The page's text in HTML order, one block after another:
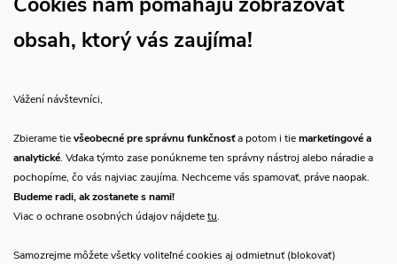
obsah, ktorý vás zaujíma!
Vážení návštevníci,
Zbierame tievšeobecné pre správnu funkčnosťa potom i tiemarketingové a
analytické. Vďaka týmto zase ponúkneme ten správny nástroj alebo náradie a
pochopíme, čo vás najviac zaujíma. Nechceme vás spamovať, práve naopak.
Budeme radi, ak zostanete s nami!
Viac o ochrane osobných údajov nájdetetu.
Samozrejme môžete všetky voliteľné cookies aj odmietnuť (blokovať)
Prijímame online platby